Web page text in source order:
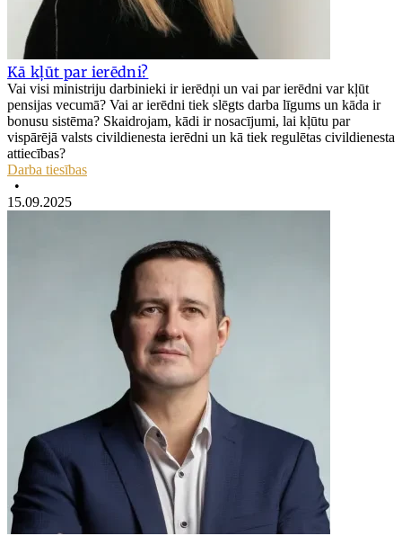
Kā kļūt par ierēdni?
Vai visi ministriju darbinieki ir ierēdņi un vai par ierēdni var kļūt
pensijas vecumā? Vai ar ierēdni tiek slēgts darba līgums un kāda ir
bonusu sistēma? Skaidrojam, kādi ir nosacījumi, lai kļūtu par
vispārējā valsts civildienesta ierēdni un kā tiek regulētas civildienesta
attiecības?
Darba tiesības
•
15.09.2025